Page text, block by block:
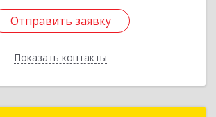
Отправить заявку
Показать контакты
Отправить заявку
Назад